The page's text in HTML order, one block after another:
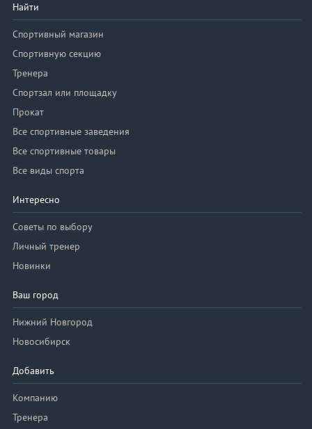
Найти
Спортивный магазин
Спортивную секцию
Тренера
Спортзал или площадку
Прокат
Все спортивные заведения
Все спортивные товары
Все виды спорта
Интересно
Советы по выбору
Личный тренер
Новинки
Ваш город
Нижний Новгород
Новосибирск
Добавить
Компанию
Тренера